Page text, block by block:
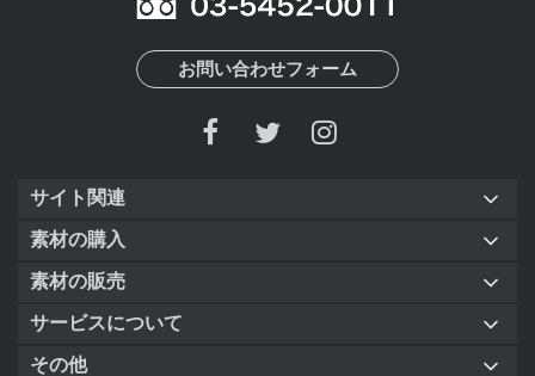
お問い合わせフォーム
サイト関連
素材の購入
素材の販売
サービスについて
その他